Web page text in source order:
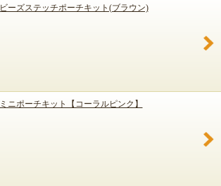
ビーズステッチポーチキット(ブラウン)
ミニポーチキット【コーラルピンク】